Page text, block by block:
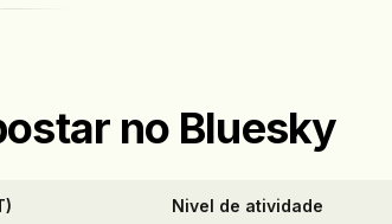
no Bluesky
Nivel de atividade